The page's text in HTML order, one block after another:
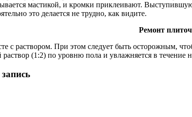
мастикой, и кромки приклеивают.
это делается не трудно, как видите.
Ремонт
с раствором. При этом следует быть осторожным,
(1:2) по уровню пола и увлажняется в